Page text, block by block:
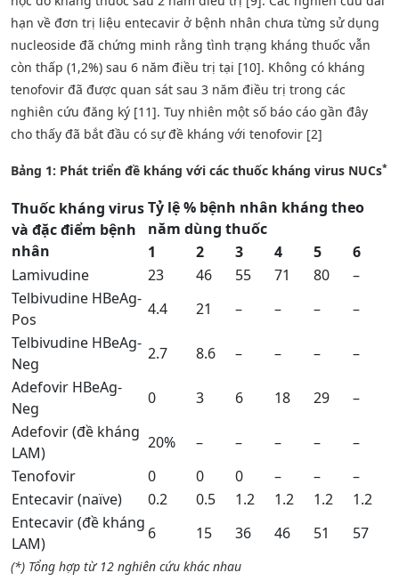
hạn về đơn trị liệu entecavir ở bệnh nhân chưa từng sử dụng
nucleoside đã chứng minh rằng tình trạng kháng thuốc vẫn
còn thấp (1,2%) sau 6 năm điều trị tại [10]. Không có kháng
tenofovir đã được quan sát sau 3 năm điều trị trong các
nghiên cứu đăng ký [11]. Tuy nhiên một số báo cáo gần đây
cho thấy đã bắt đầu có sự đề kháng với tenofovir [2]
Bảng 1: Phát triển đề kháng với các thuốc kháng virus NUCs*
Thuốc kháng virus
và đặc điểm bệnh
nhân
Tỷ lệ % bệnh nhân kháng theo
năm dùng thuốc
1
2 3 4 5
6
Lamivudine
23 46 55 71 80
–
Telbivudine HBeAg-
Pos
4.4 21 – – –
–
Telbivudine HBeAg-
Neg
2.7 8.6 – – –
–
Adefovir HBeAg-
Neg
0 3 6 18 29
–
Adefovir (đề kháng
LAM)
20% – – – –
–
Tenofovir
0 0 0 – –
–
Entecavir (naïve)
0.2 0.5 1.2 1.2 1.2
1.2
Entecavir (đề kháng
LAM)
6 15 36 46 51 57
(*) Tổng hợp từ 12 nghiên cứu khác nhau